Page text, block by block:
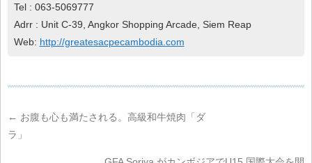
Tel : 063-5069777
Adrr : Unit C-39, Angkor Shopping Arcade, Siem Reap
Web: http://greatesacpecambodia.com
← お腹も心も満たされる。高級和牛焼肉「ダ
ラ」